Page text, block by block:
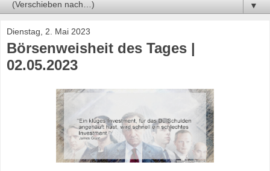
▼
Dienstag, 2. Mai 2023
Börsenweisheit des Tages |
02.05.2023